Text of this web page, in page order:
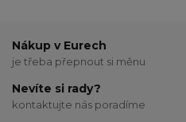
Nákup v Eurech
je třeba přepnout si měnu
Nevíte si rady?
kontaktujte nás poradíme